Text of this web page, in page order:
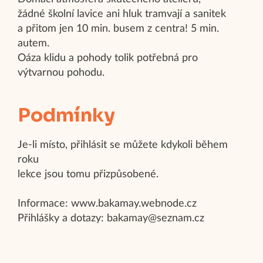
žádné školní lavice ani hluk tramvají a sanitek
a přitom jen 10 min. busem z centra! 5 min.
autem.
Oáza klidu a pohody tolik potřebná pro
výtvarnou pohodu.
Podmínky
Je-li místo, přihlásit se můžete kdykoli během
roku
lekce jsou tomu přizpůsobené.
Informace: www.bakamay.webnode.cz
Přihlášky a dotazy: bakamay@seznam.cz